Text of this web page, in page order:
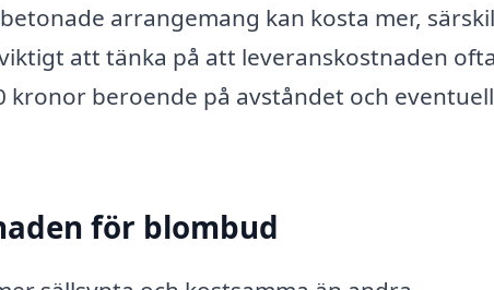
arrangemang kan kosta mer,
att tänka på att leveranskostnaden ofta
beroende på avståndet och
för blombud